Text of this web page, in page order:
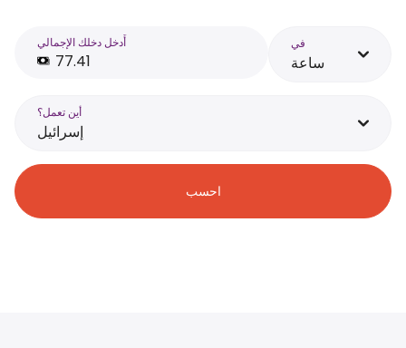
أَدخل دخلك الإجمالي في
ساعة
أين تعمل؟
إسرائيل
احسب